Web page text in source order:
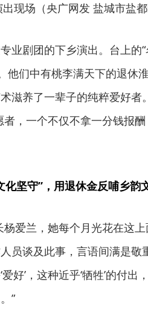
出现场（央广网发 盐城市盐都
业剧团的下乡演出。台上的
他们中有桃李满天下的退休
滋养了一辈子的纯粹爱好者
者，一个不仅不拿一分钱报
化坚守”，用退休金反哺乡韵
杨爱兰，她每个月光花在这
员谈及此事，言语间满是敬
好’，这种近乎‘牺牲’的付
”